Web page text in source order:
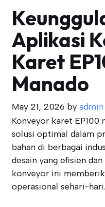
Aplikasi
Karet
Manado
May 21, 2026 by admin
Konveyor karet EP100
solusi optimal dalam
bahan di berbagai
desain yang efisien
konveyor ini
operasional sehari-hari.